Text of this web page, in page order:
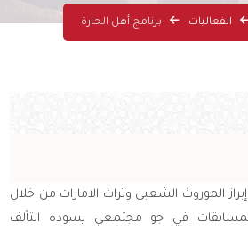
الفعاليات برنامج أهل الحارة
الموروث الشعبي وتراث الامارات من خلال
في جو مجتمعي يسوده التآلف